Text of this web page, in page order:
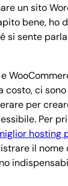
un sito
bene, ho
si sente
costo, ci
per
Per
hosting
il nome